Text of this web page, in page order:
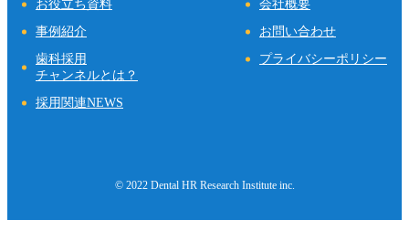
お役立ち資料
事例紹介
歯科採用
チャンネルとは？
採用関連NEWS
会社概要
お問い合わせ
プライバシーポリシー
© 2022 Dental HR Research Institute inc.